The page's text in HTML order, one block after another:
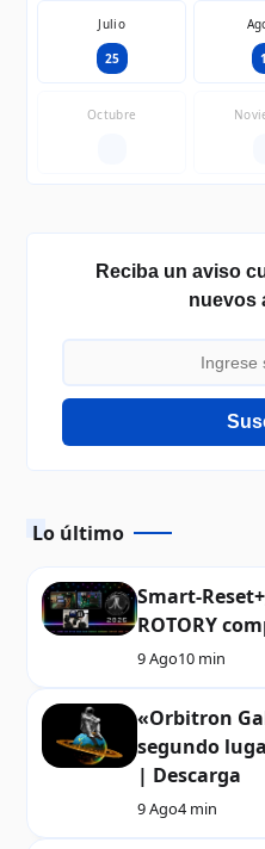
Julio
25
Octubre
Reciba un aviso
nuevos
Lo último
Smart-
ROTORY
9 Ago10 min
«Orbitron
segundo
| Descarga
9 Ago4 min